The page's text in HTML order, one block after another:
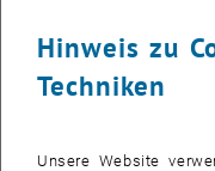
für herausragende
Hinweis zu
Techniken
Unsere Website